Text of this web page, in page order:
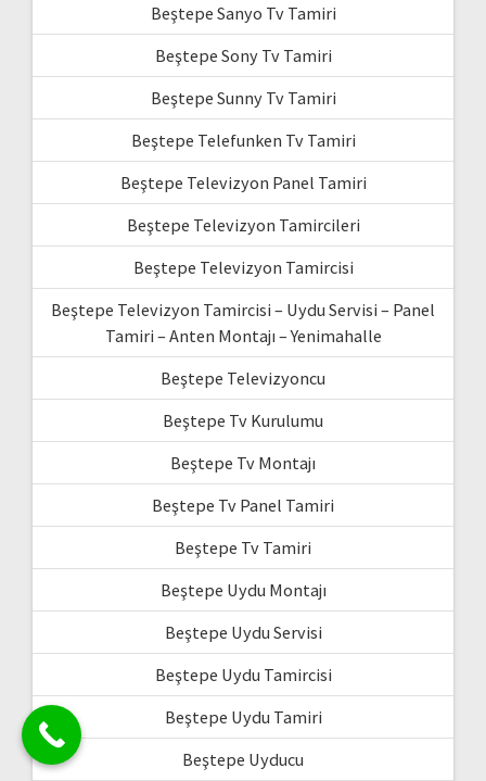
Beştepe Sanyo Tv Tamiri
Beştepe Sony Tv Tamiri
Beştepe Sunny Tv Tamiri
Beştepe Telefunken Tv Tamiri
Beştepe Televizyon Panel Tamiri
Beştepe Televizyon Tamircileri
Beştepe Televizyon Tamircisi
Beştepe Televizyon Tamircisi – Uydu Servisi – Panel
Tamiri – Anten Montajı – Yenimahalle
Beştepe Televizyoncu
Beştepe Tv Kurulumu
Beştepe Tv Montajı
Beştepe Tv Panel Tamiri
Beştepe Tv Tamiri
Beştepe Uydu Montajı
Beştepe Uydu Servisi
Beştepe Uydu Tamircisi
Beştepe Uydu Tamiri
Beştepe Uyducu